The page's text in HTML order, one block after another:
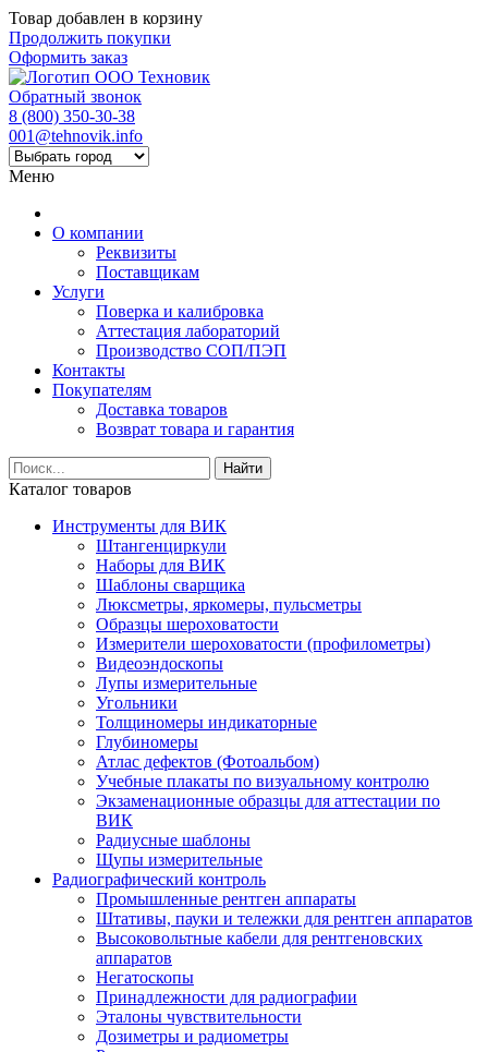
Товар добавлен в корзину
Продолжить покупки
Оформить заказ
Обратный звонок
8 (800) 350-30-38
001@tehnovik.info
Меню
О компании
Реквизиты
Поставщикам
Услуги
Поверка и калибровка
Аттестация лабораторий
Производство СОП/ПЭП
Контакты
Покупателям
Доставка товаров
Возврат товара и гарантия
Найти
Каталог товаров
Инструменты для ВИК
Штангенциркули
Наборы для ВИК
Шаблоны сварщика
Люксметры, яркомеры, пульсметры
Образцы шероховатости
Измерители шероховатости (профилометры)
Видеоэндоскопы
Лупы измерительные
Угольники
Толщиномеры индикаторные
Глубиномеры
Атлас дефектов (Фотоальбом)
Учебные плакаты по визуальному контролю
Экзаменационные образцы для аттестации по
ВИК
Радиусные шаблоны
Щупы измерительные
Радиографический контроль
Промышленные рентген аппараты
Штативы, пауки и тележки для рентген аппаратов
Высоковольтные кабели для рентгеновских
аппаратов
Негатоскопы
Принадлежности для радиографии
Эталоны чувствительности
Дозиметры и радиометры